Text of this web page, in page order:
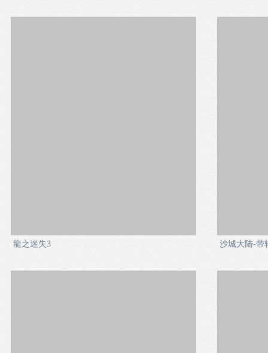
龍之迷失3 沙城大陆-带